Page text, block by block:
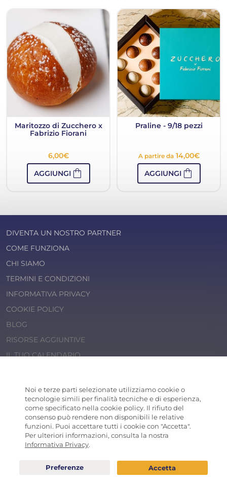
Maritozzo di Zucchero x
Fabrizio Fiorani
6,00€
AGGIUNGIshopping_bag
Praline - 9/18 pezzi
A partire da 14,00€
AGGIUNGIshopping_bag
DIVENTA UN NOSTRO PARTNER
COME FUNZIONA
CHI SIAMO
TERMINI E CONDIZIONI
INFORMATIVA PRIVACY
COOKIE POLICY
BLOG
RISORSE AGGIUNTIVE
IL TUO CALENDARIO
© 2026 Cosaporto S.r.l.P.IVA 14202471000
COSAPORTO ® is a registered trademark
Noi e terze parti selezionate utilizziamo cookie o
tecnologie simili per finalità tecniche e di esperienza,
come specificato nella cookie policy. Il rifiuto del
consenso può rendere non disponibili le relative
funzioni. Puoi accettare tutti i cookie con "Accetta".
Per ulteriori informazioni, consulta la nostra
Informativa Privacy.